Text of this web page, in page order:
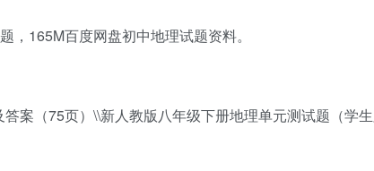
，165M百度网盘初中地理试题资料。
案（75页）\\新人教版八年级下册地理单元测试题（学